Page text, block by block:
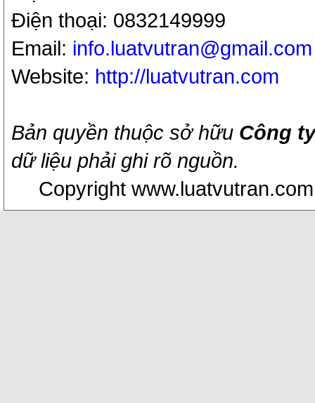
Điện thoại: 0832149999
Email: info.luatvutran@gmail.com
Website: http://luatvutran.com
Bản quyền thuộc sở hữu Công
dữ liệu phải ghi rõ nguồn.
Copyright